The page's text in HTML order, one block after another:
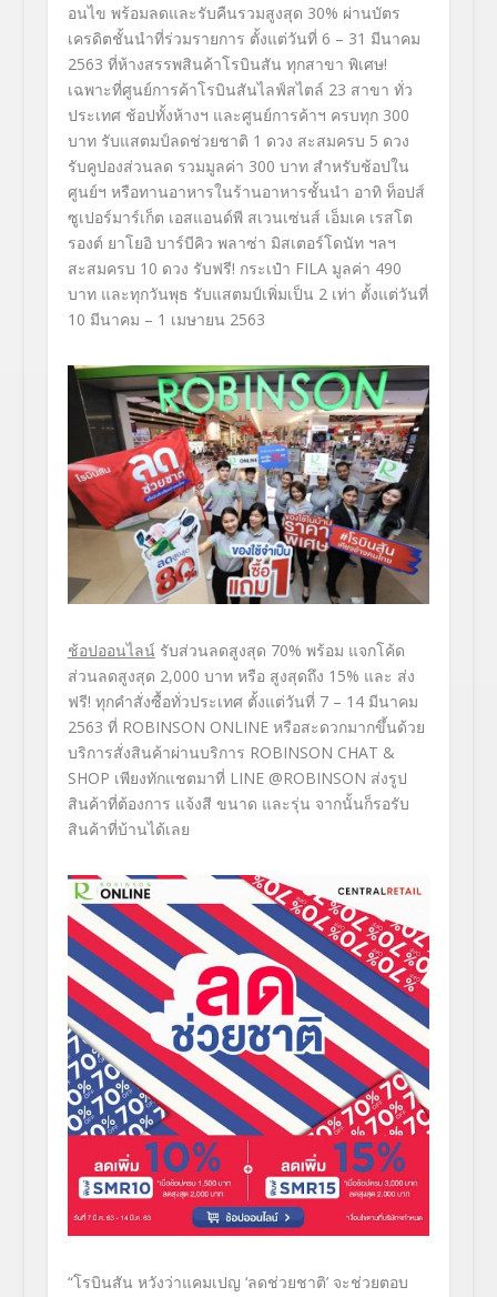
อนไข พร้อมลดและรับคืนรวมสูงสุด 30% ผ่านบัตร
เครดิตชั้นนำที่ร่วมรายการ ตั้งแต่วันที่ 6 – 31 มีนาคม
2563 ที่ห้างสรรพสินค้าโรบินสัน ทุกสาขา พิเศษ!
เฉพาะที่ศูนย์การค้าโรบินสันไลฟ์สไตล์ 23 สาขา ทั่ว
ประเทศ ช้อปทั้งห้างฯ และศูนย์การค้าฯ ครบทุก 300
บาท รับแสตมป์ลดช่วยชาติ 1 ดวง สะสมครบ 5 ดวง
รับคูปองส่วนลด รวมมูลค่า 300 บาท สำหรับช้อปใน
ศูนย์ฯ หรือทานอาหารในร้านอาหารชั้นนำ อาทิ ท็อปส์
ซูเปอร์มาร์เก็ต เอสแอนด์พี สเวนเซ่นส์ เอ็มเค เรสโต
รองต์ ยาโยอิ บาร์บีคิว พลาซ่า มิสเตอร์โดนัท ฯลฯ
สะสมครบ 10 ดวง รับฟรี! กระเป๋า FILAมูลค่า 490
บาท และทุกวันพุธ รับแสตมป์เพิ่มเป็น 2 เท่า ตั้งแต่วันที่
10 มีนาคม – 1 เมษายน 2563
ช้อปออนไลน์ รับส่วนลดสูงสุด 70% พร้อม แจกโค้ด
ส่วนลดสูงสุด 2,000 บาท หรือ สูงสุดถึง 1 5% และ ส่ง
ฟรี! ทุกคำสั่งซื้อทั่วประเทศ ตั้งแต่วันที่ 7 – 14 มีนาคม
2563 ที่ ROBINSON ONLINE หรือสะดวกมากขึ้นด้วย
บริการสั่งสินค้าผ่านบริการ ROBINSON CHAT &
SHOP เพียงทักแชตมาที่ LINE @ROBINSON ส่งรูป
สินค้าที่ต้องการ แจ้งสี ขนาด และรุ่น จากนั้นก็รอรับ
สินค้าที่บ้านได้เลย
“โรบินสัน หวังว่าแคมเปญ ‘ลดช่วยชาติ’จะช่วยตอบ